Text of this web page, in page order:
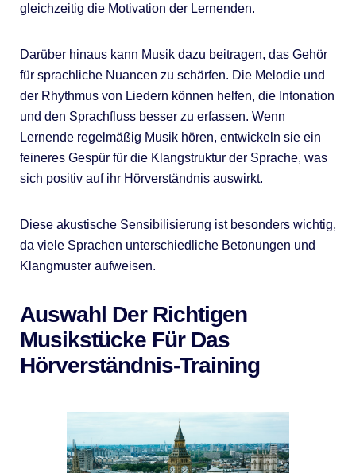
gleichzeitig die Motivation der Lernenden.
Darüber hinaus kann Musik dazu beitragen, das Gehör
für sprachliche Nuancen zu schärfen. Die Melodie und
der Rhythmus von Liedern können helfen, die Intonation
und den Sprachfluss besser zu erfassen. Wenn
Lernende regelmäßig Musik hören, entwickeln sie ein
feineres Gespür für die Klangstruktur der Sprache, was
sich positiv auf ihr Hörverständnis auswirkt.
Diese akustische Sensibilisierung ist besonders wichtig,
da viele Sprachen unterschiedliche Betonungen und
Klangmuster aufweisen.
Auswahl Der Richtigen
Musikstücke Für Das
Hörverständnis-Training